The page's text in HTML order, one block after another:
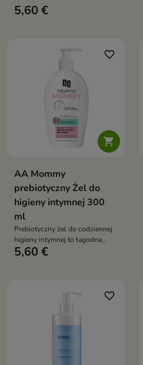
5,60 €

favorite_border
AA Mommy
prebiotyczny Żel do
higieny intymnej 300
ml
Prebiotyczny żel do codziennej
higieny intymnej to łagodna
formuła dedykowana kobietom
5,60 €
favorite_border